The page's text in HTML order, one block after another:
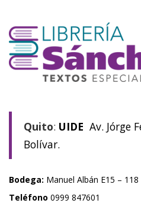
Quito: UIDE Av. Jórge
Bolívar.
Bodega: Manuel Albán E15 –
Teléfono 0999 847601